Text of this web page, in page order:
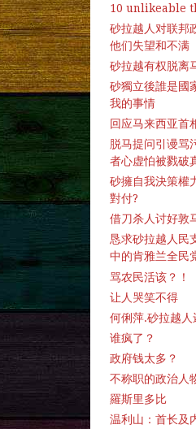
10 unlikeable
砂拉越人对联邦
他们失望和不满
砂拉越有权脱离
砂獨立後誰是國
我的事情
回应马来西亚首
脱马提问引谩骂
者心虚怕被戮破
砂擁自我決策權
對付?
借刀杀人讨好敦
恳求砂拉越人民
中的肯雅兰全民
骂农民活该？！
让人哭笑不得
何俐萍.砂拉越人
谁疯了？
政府钱太多？
不称职的政治人
羅斯里多比
温利山：首长及